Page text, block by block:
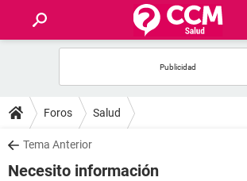
FORUMS
SALUD
Foros Salud
Tema Anterior
Necesito información